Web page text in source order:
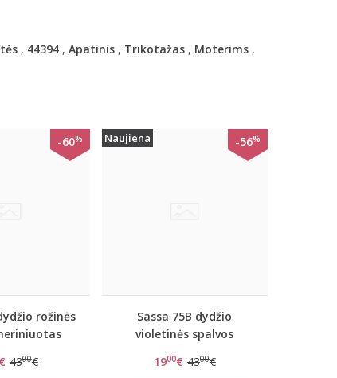
, 44394, Apatinis, Trikotažas, Moterims,
-60%
rožinės
904
4300€
Naujiena -56%
Sassa 75B dydžio
violetinės spalvos
koreguojantis triko
1900€ 4300€